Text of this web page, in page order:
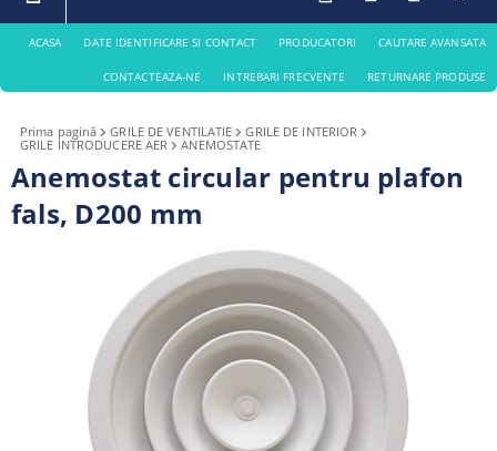
ACASA DATE IDENTIFICARE SI CONTACT PRODUCATORI CAUTARE AVANSATA
CONTACTEAZA-NE INTREBARI FRECVENTE RETURNARE PRODUSE
Prima pagină GRILE DE VENTILATIE
GRILE DE INTERIOR
GRILE INTRODUCERE AER
ANEMOSTATE
Anemostat circular pentru plafon
fals, D200 mm